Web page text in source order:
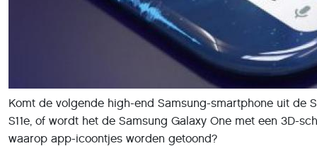
Komt de volgende high-end Samsung-smartphone uit de
S11e, of wordt het de Samsung Galaxy One met een 3D-
waarop app-icoontjes worden getoond?